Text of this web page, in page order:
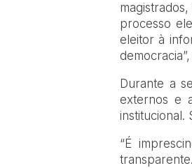
processo
eleitor à
Durante a
externos e
institucional.
“É